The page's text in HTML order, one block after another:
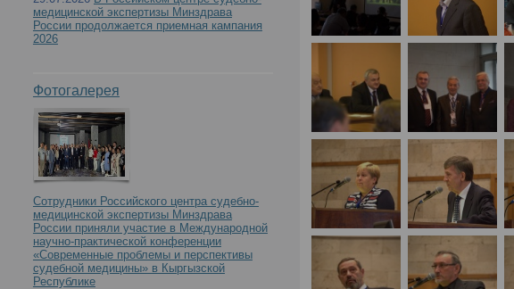
медицинской экспертизы Минздрава
России продолжается приемная кампания
2026
Фотогалерея
Сотрудники Российского центра судебно-
медицинской экспертизы Минздрава
России приняли участие в Международной
научно-практической конференции
«Современные проблемы и перспективы
судебной медицины» в Кыргызской
Республике